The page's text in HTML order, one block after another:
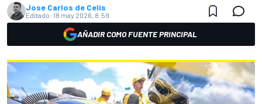
Jose Carlos de Celis
Editado: 18 may 2026, 8:59
AÑADIR COMO FUENTE PRINCIPAL